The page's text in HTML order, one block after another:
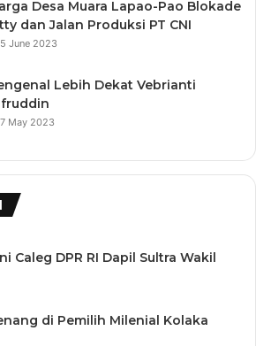
Desa Muara Lapao-Pao Blokade
dan Jalan Produksi PT CNI
June 2023
Lebih Dekat Vebrianti
May 2023
Caleg DPR RI Dapil Sultra Wakil
di Pemilih Milenial Kolaka